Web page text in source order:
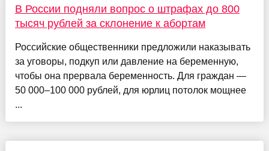
В России подняли вопрос о штрафах до 800
тысяч рублей за склонение к абортам
Российские общественники предложили наказывать
за уговоры, подкуп или давление на беременную,
чтобы она прервала беременность. Для граждан —
50 000–100 000 рублей, для юрлиц потолок мощнее
...